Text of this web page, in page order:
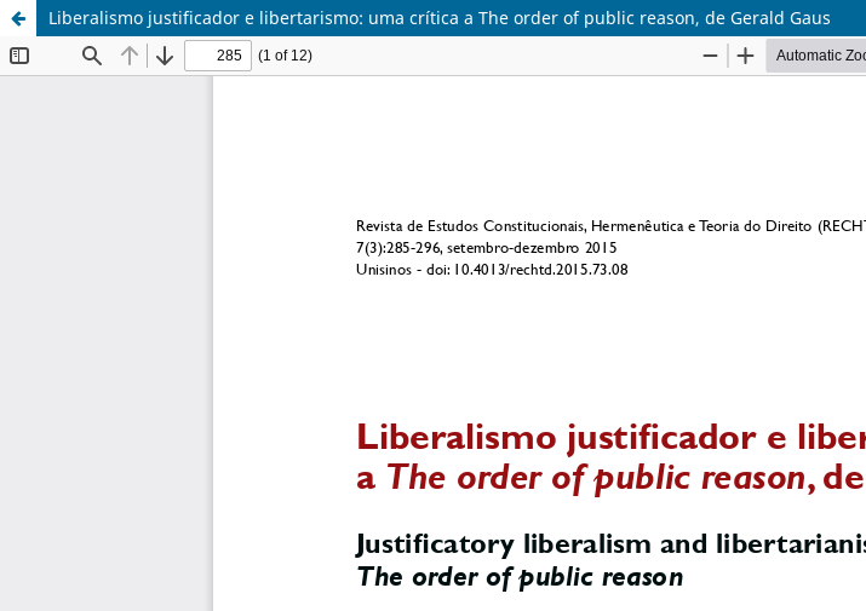
Liberalismo justificador e libertarismo: uma crítica a The order of public reason, de Gerald Gaus